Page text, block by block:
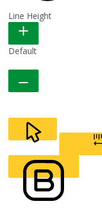
READABLE FONT
Line Height
Default
CURSOR